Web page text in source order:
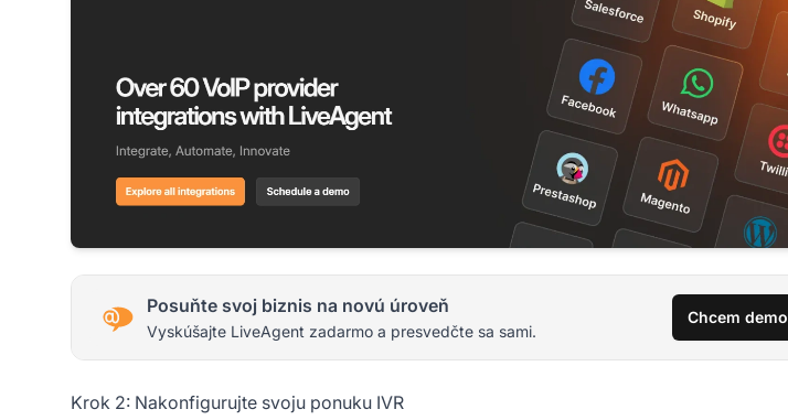
Posuňte svoj biznis na novú úroveň
Vyskúšajte LiveAgent zadarmo a presvedčte sa sami.
Chcem demo
Krok 2: Nakonfigurujte svoju ponuku IVR